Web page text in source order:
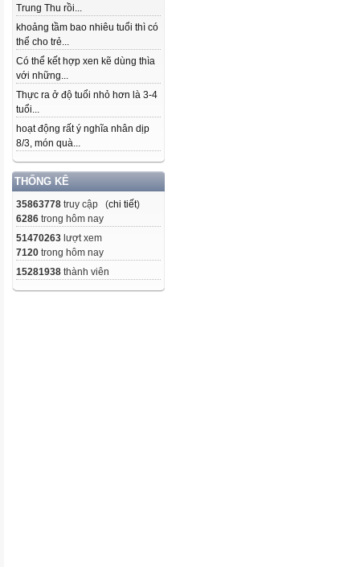
Trung Thu rồi...
khoảng tầm bao nhiêu tuổi thì có
thể cho trẻ...
Có thể kết hợp xen kẽ dùng thìa
với những...
Thực ra ở độ tuổi nhỏ hơn là 3-4
tuổi...
hoạt động rất ý nghĩa nhân dịp
8/3, món quà...
THỐNG KÊ
35863778 truy cập (chi tiết)
6286 trong hôm nay
51470263 lượt xem
7120 trong hôm nay
15281938 thành viên